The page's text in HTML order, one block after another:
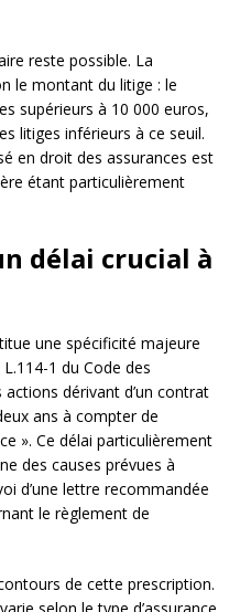
reste possible. La
le montant du litige : le
supérieurs à 10 000 euros,
litiges inférieurs à ce seuil.
en droit des assurances est
étant particulièrement
délai crucial à
une spécificité majeure
1 du Code des
dérivant d’un contrat
ans à compter de
». Ce délai particulièrement
des causes prévues à
d’une lettre recommandée
le règlement de
de cette prescription.